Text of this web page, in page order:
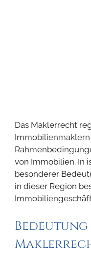
Das Maklerrecht
von Immobilien. In
besonderer
in dieser Region